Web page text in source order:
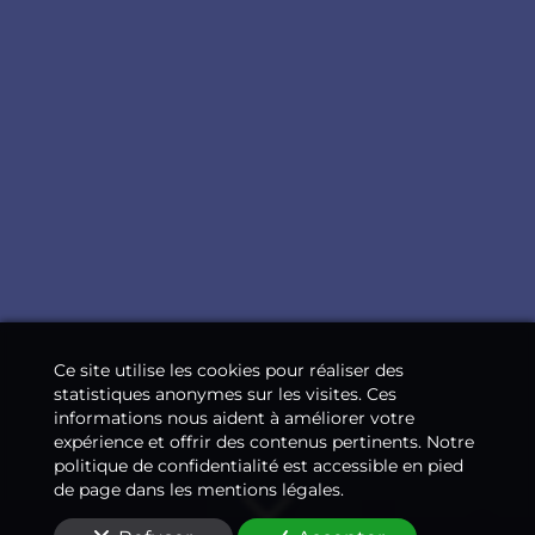
Ce site utilise les cookies pour réaliser des
statistiques anonymes sur les visites. Ces
informations nous aident à améliorer votre
expérience et offrir des contenus pertinents. Notre
politique de confidentialité est accessible en pied
de page dans les mentions légales.